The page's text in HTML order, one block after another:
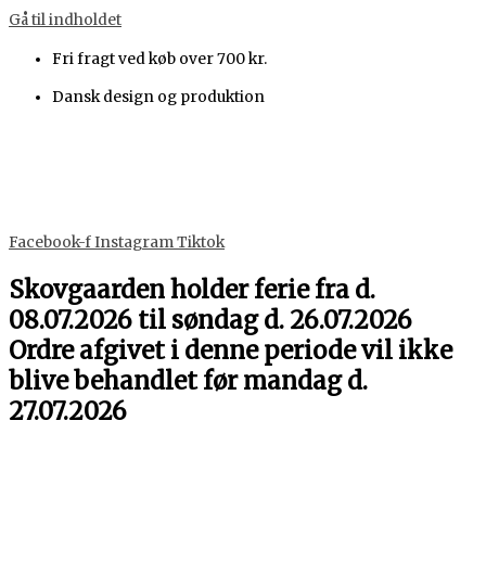
Gå til indholdet
Fri fragt ved køb over 700 kr.
Dansk design og produktion
Facebook-fInstagramTiktok
Skovgaarden holder ferie fra d.
08.07.2026 til søndag d. 26.07.2026
Ordre afgivet i denne periode vil ikke
blive behandlet før mandag d.
27.07.2026